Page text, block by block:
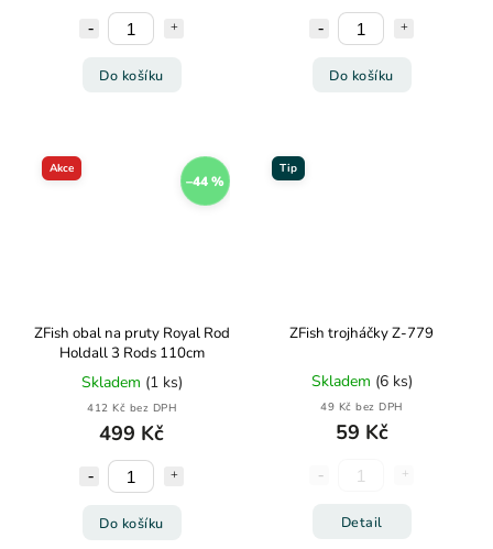
Do košíku Do košíku
Akce
–44 %
ZFish obal na pruty Royal Rod
Holdall 3 Rods 110cm
Skladem (1 ks)
412 Kč bez DPH
499 Kč
Do košíku
Tip
ZFish trojháčky Z-779
Skladem (6 ks)
49 Kč bez DPH
59 Kč
Detail